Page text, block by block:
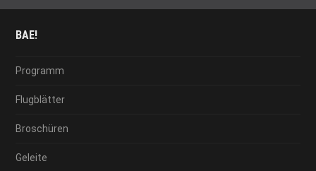
BAE!
Programm
Flugblätter
Broschüren
Geleite